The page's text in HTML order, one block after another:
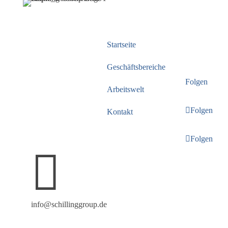

info@schillinggroup.de
Startseite
Geschäftsbereiche
Arbeitswelt
Kontakt
Folgen
Folgen
Folgen